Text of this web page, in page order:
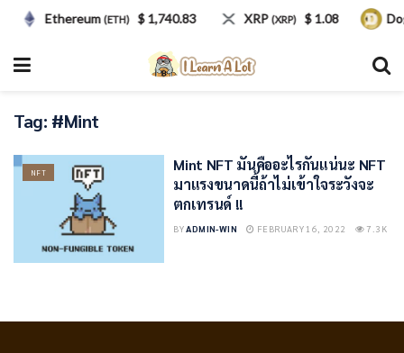
Tag: #Mint
NFT
Mint NFT มันคืออะไรกันแน่นะ NFT
มาแรงขนาดนี้ถ้าไม่เข้าใจระวังจะ
ตกเทรนด์ !!
BYADMIN-WIN FEBRUARY 16, 2022 7.3K
Ethereum(ETH) $ 1,740.83 XRP(XRP) $ 1.08